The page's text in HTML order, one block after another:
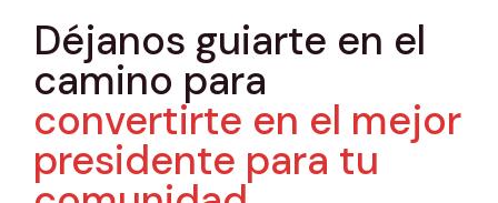
Déjanos guiarte en el
camino para
convertirte en el mejor
presidente para tu